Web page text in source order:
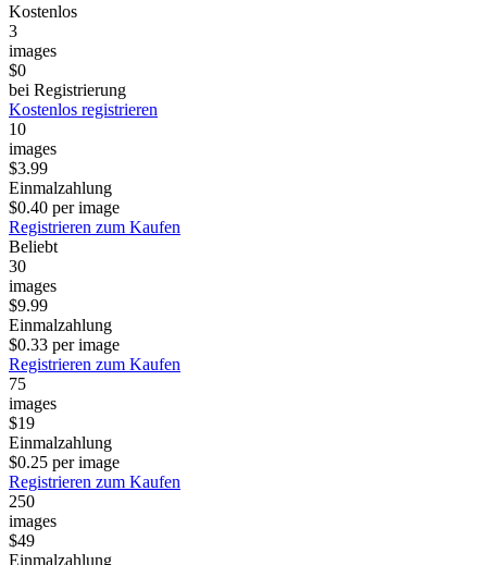
Kostenlos
3
images
$0
bei Registrierung
Kostenlos registrieren
10
images
$3.99
Einmalzahlung
$0.40 per image
Registrieren zum Kaufen
Beliebt
30
images
$9.99
Einmalzahlung
$0.33 per image
Registrieren zum Kaufen
75
images
$19
Einmalzahlung
$0.25 per image
Registrieren zum Kaufen
250
images
$49
Einmalzahlung